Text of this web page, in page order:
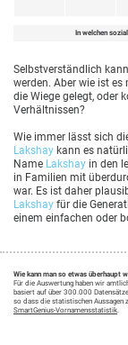
In welchen
Selbstverständlich kann
werden. Aber wie ist es
die Wiege gelegt, oder
Verhältnissen?
Wie immer lässt sich
Lakshay kann es
Name Lakshay in den
in Familien mit
war. Es ist daher
Lakshay für die
einem einfachen oder
Wie kann man so etwas überhaupt
Für die Auswertung haben wir
basiert auf über 300.000
so dass die statistischen Aussagen
SmartGenius-Vornamensstatistik.